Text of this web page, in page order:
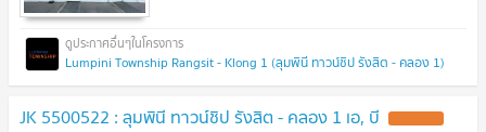
Lumpini Township Rangsit - Klong 1 (ลุมพินี ทาวน์ชิป รังสิต - คลอง 1)
JK 5500522 : ลุมพินี ทาวน์ชิป รังสิต - คลอง 1 เอ, บี